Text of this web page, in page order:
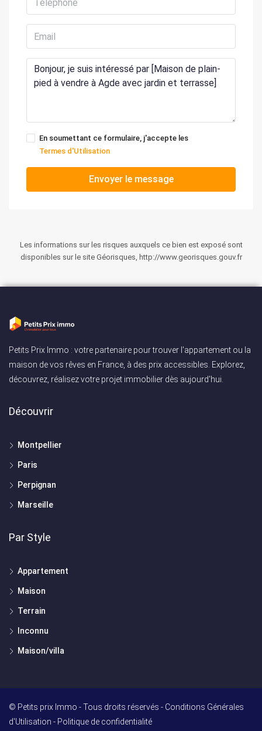
En soumettant ce formulaire, j'accepte les
Termes d'Utilisation
Envoyer le message
Les informations sur les risques auxquels ce bien est exposé sont
disponibles sur le site Géorisques, http://www.georisques.gouv.fr
Petits Prix Immo : votre partenaire pour trouver l'appartement ou la
maison de vos rêves en France, à des prix accessibles. Explorez,
découvrez, réalisez votre projet immobilier dès aujourd'hui.
Découvrir
Montpellier
Paris
Perpignan
Marseille
Par Style
Appartement
Maison
Terrain
Inconnu
Maison/villa
© Petits prix Immo - Tous droits réservés - Conditions Générales
d'Utilisation - Politique de confidentialité